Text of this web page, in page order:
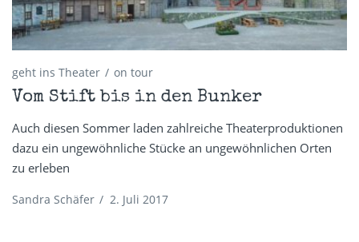
geht ins Theater on tour
Vom Stift bis in den Bunker
Auch diesen Sommer laden zahlreiche Theaterproduktionen
dazu ein ungewöhnliche Stücke an ungewöhnlichen Orten
zu erleben
Sandra Schäfer / 2. Juli 2017